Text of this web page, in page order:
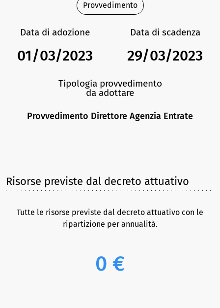
Provvedimento
Data di adozione
01/03/2023
Data di scadenza
29/03/2023
Tipologia provvedimento
da adottare
Provvedimento Direttore Agenzia Entrate
Risorse previste dal decreto attuativo
Tutte le risorse previste dal decreto attuativo con le
ripartizione per annualità.
0 €